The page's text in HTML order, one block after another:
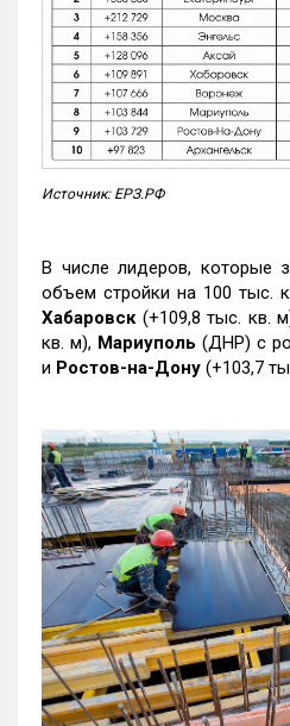
Источник: ЕРЗ.РФ
В числе лидеров, которые
объем стройки на 100 тыс.
Хабаровск (+109,8 тыс. кв.
кв. м), Мариуполь (ДНР) с
и Ростов-на-Дону (+103,7